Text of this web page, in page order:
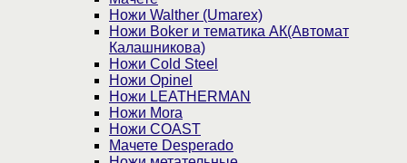
Ножи Walther (Umarex)
Ножи Boker и тематика АК(Автомат
Калашникова)
Ножи Cold Steel
Ножи Opinel
Ножи LEATHERMAN
Ножи Mora
Ножи COAST
Мачете Desperado